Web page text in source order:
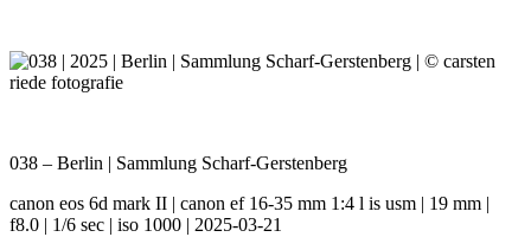
038 – Berlin | Sammlung Scharf-Gerstenberg
canon eos 6d mark II | canon ef 16-35 mm 1:4 l is usm | 19 mm |
f8.0 | 1/6 sec | iso 1000 | 2025-03-21